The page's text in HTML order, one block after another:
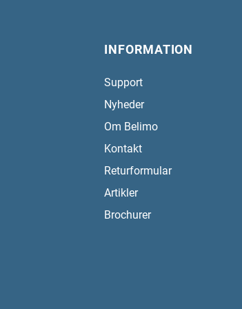
INFORMATION
Support
Nyheder
Om Belimo
Kontakt
Returformular
Artikler
Brochurer